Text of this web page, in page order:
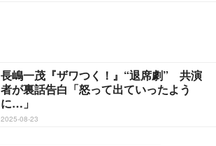
長嶋一茂『ザワつく！』“退席劇” 共演
者が裏話告白「怒って出ていったよう
に…」
2025-08-23